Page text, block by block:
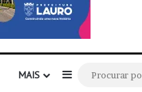
MAIS Barra Lateral